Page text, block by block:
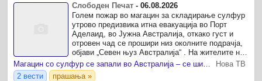
Слободен Печат -06.08.2026
Голем пожар во магацин за складирање сулфур
утрово предизвика итна евакуација во Порт
Аделаид, во Јужна Австралија, откако густ и
отровен чад се прошири низ околните подрачја,
објави „Севен њуз Австралија“ . На жителите на
Порт Аделаид во близина на фабриката за
ѓубрива ...
Нова ТВ
2 вести
прашања »